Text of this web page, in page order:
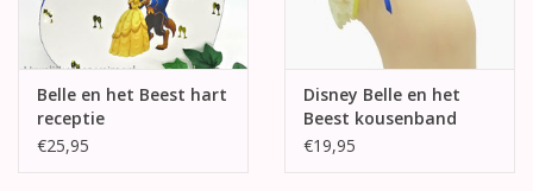
Belle en het Beest hart
receptie
enveloppendoos
€25,95
Disney Belle en het
Beest kousenband
€19,95